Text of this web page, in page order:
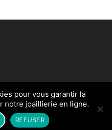
egldigital.fr
pour vous garantir la
notre joaillierie en ligne.
REFUSER